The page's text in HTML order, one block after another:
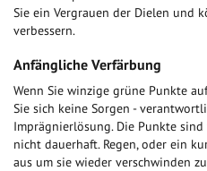
Sie ein Vergrauen der Dielen und
verbessern.
Anfängliche Verfärbung
Wenn Sie winzige grüne Punkte
Sie sich keine Sorgen -
Imprägnierlösung. Die Punkte
nicht dauerhaft. Regen, oder ein
aus um sie wieder verschwinden